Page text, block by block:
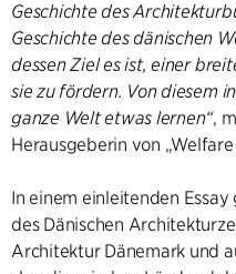
Geschichte des
Geschichte des dänischen
dessen Ziel es ist, einer
sie zu fördern. Von diesem
ganze Welt etwas lernen“,
Herausgeberin von
In einem einleitenden
des Dänischen
Architektur Dänemark und